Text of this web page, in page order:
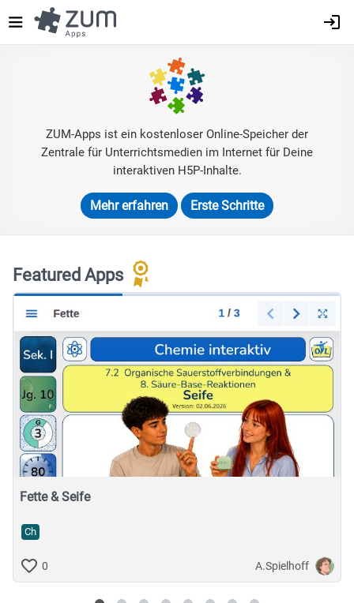
zum
Inhalt
ZUM-Apps ist ein kostenloser Online-Speicher der
Zentrale für Unterrichtsmedien im Internet für Deine
interaktiven H5P-Inhalte.
Mehr erfahren Erste Schritte
Featured Apps
Fette & Seife
Ch
0 A.Spielhoff